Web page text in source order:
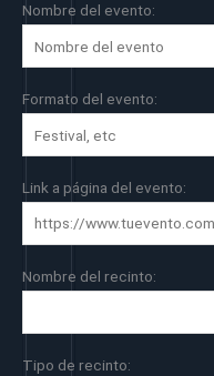
Nombre del evento:
Formato del evento:
Link a página del evento:
Nombre del recinto:
Tipo de recinto: